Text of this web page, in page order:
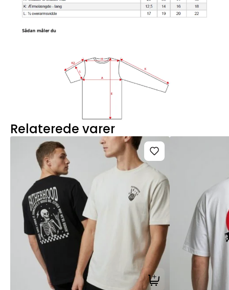
Relaterede varer
Tilføj til kurv